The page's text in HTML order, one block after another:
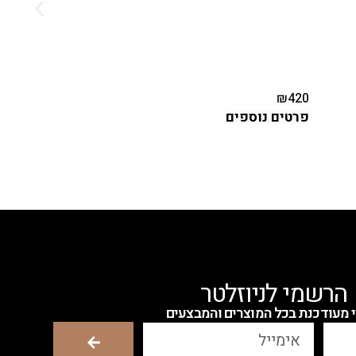
₪420
פרטים נוספים
הרשמי לניוזלטר
מעודכנת בכל המוצרים והמבצעים